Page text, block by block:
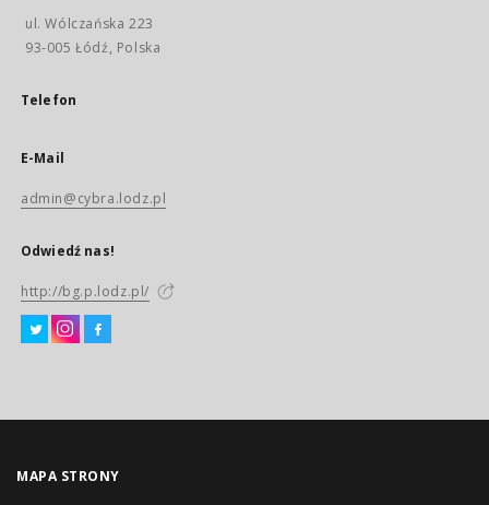
ul. Wólczańska 223
93-005 Łódź, Polska
Telefon
E-Mail
admin@cybra.lodz.pl
Odwiedź nas!
http://bg.p.lodz.pl/
MAPA STRONY